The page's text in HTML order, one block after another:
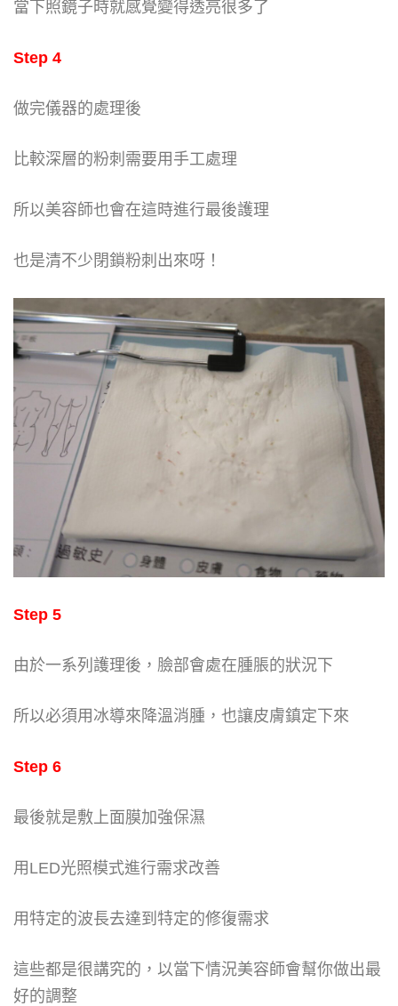
當下照鏡子時就感覺變得透亮很多了
Step 4
做完儀器的處理後
比較深層的粉刺需要用手工處理
所以美容師也會在這時進行最後護理
也是清不少閉鎖粉刺出來呀！
Step 5
由於一系列護理後，臉部會處在腫脹的狀況下
所以必須用冰導來降溫消腫，也讓皮膚鎮定下來
Step 6
最後就是敷上面膜加強保濕
用LED光照模式進行需求改善
用特定的波長去達到特定的修復需求
這些都是很講究的，以當下情況美容師會幫你做出最
好的調整